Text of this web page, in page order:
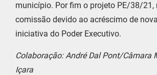
município. Por fim o projeto PE/38/21,
comissão devido ao acréscimo de
iniciativa do Poder Executivo.
Colaboração: André Dal Pont/Câmara
Içara